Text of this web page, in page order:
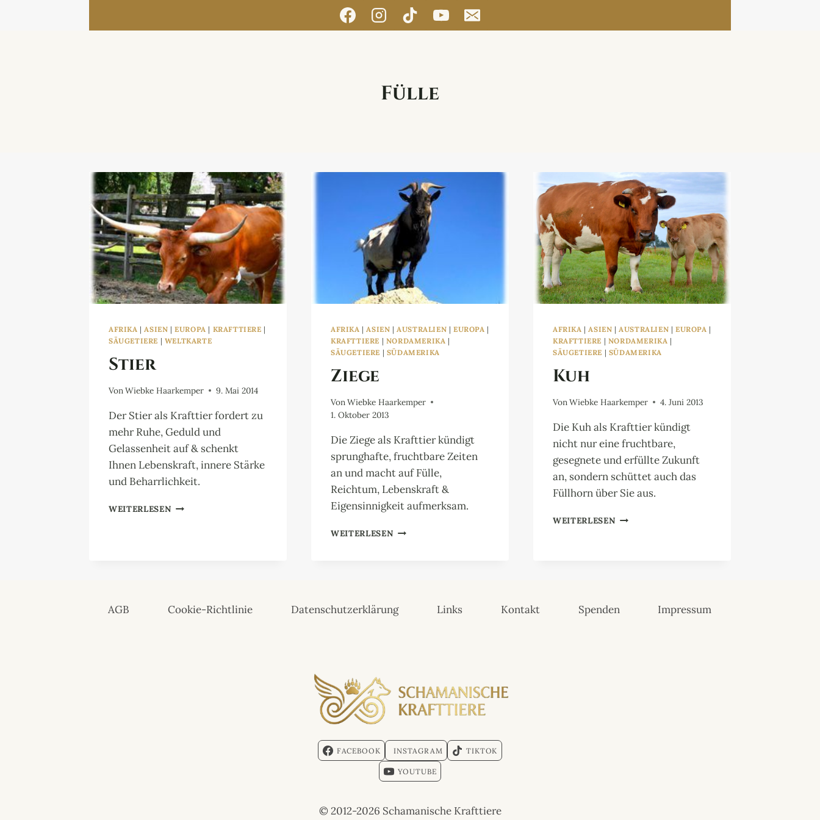
Fülle
AFRIKA |ASIEN |EUROPA | KRAFTTIERE |
SÄUGETIERE | WELTKARTE
Stier
VonWiebke Haarkemper 9. Mai 2014
Der Stier als Krafttier fordert zu
mehr Ruhe, Geduld und
Gelassenheit auf & schenkt
Ihnen Lebenskraft, innere Stärke
und Beharrlichkeit.
WEITERLESEN STIER
AFRIKA |ASIEN |AUSTRALIEN | EUROPA |
KRAFTTIERE | NORDAMERIKA |
SÄUGETIERE | SÜDAMERIKA
Ziege
VonWiebke Haarkemper
1. Oktober 2013
Die Ziege als Krafttier kündigt
sprunghafte, fruchtbare Zeiten
an und macht auf Fülle,
Reichtum, Lebenskraft &
Eigensinnigkeit aufmerksam.
WEITERLESEN ZIEGE
AFRIKA |ASIEN |AUSTRALIEN | EUROPA |
KRAFTTIERE | NORDAMERIKA |
SÄUGETIERE | SÜDAMERIKA
Kuh
VonWiebke Haarkemper 4. Juni 2013
Die Kuh als Krafttier kündigt
nicht nur eine fruchtbare,
gesegnete und erfüllte Zukunft
an, sondern schüttet auch das
Füllhorn über Sie aus.
WEITERLESEN KUH
AGB Cookie-Richtlinie Datenschutzerklärung Links Kontakt Spenden Impressum
FACEBOOK INSTAGRAM TIKTOK
YOUTUBE
© 2012-2026 Schamanische Krafttiere